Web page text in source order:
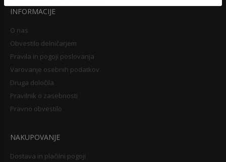
INFORMACIJE
O nas
Obvestilo delničarjem
Pravila in pogoji poslovanja
Varovanje osebnih podatkov
Druga določila
Pravilnik o zasebnosti
Pravno obvestilo
NAKUPOVANJE
Dostava in plačilni pogoji